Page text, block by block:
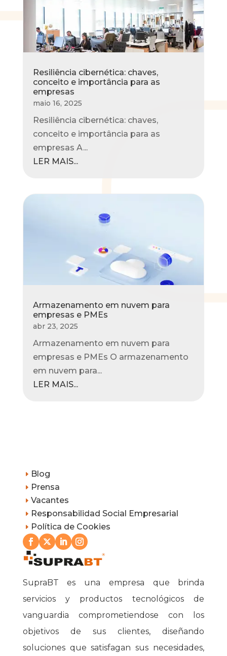
Resiliência cibernética: chaves,
conceito e importância para as
empresas
maio 16, 2025
Resiliência cibernética: chaves,
conceito e importância para as
empresas A...
LER MAIS...
Armazenamento em nuvem para
empresas e PMEs
abr 23, 2025
Armazenamento em nuvem para
empresas e PMEs O armazenamento
em nuvem para...
LER MAIS...
E Blog
E Prensa
E Vacantes
E Responsabilidad Social Empresarial
E Política de Cookies
SupraBT es una empresa que brinda
servicios y productos tecnológicos de
vanguardia comprometiendose con los
objetivos de sus clientes, diseñando
soluciones que satisfagan sus necesidades,